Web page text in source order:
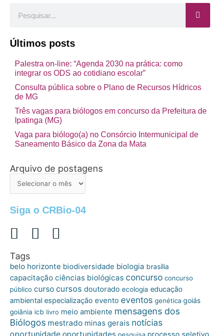
Últimos posts
Palestra on-line: “Agenda 2030 na prática: como
integrar os ODS ao cotidiano escolar”
Consulta pública sobre o Plano de Recursos Hídricos
de MG
Três vagas para biólogos em concurso da Prefeitura de
Ipatinga (MG)
Vaga para biólogo(a) no Consórcio Intermunicipal de
Saneamento Básico da Zona da Mata
Arquivo de postagens
Arquivo
Siga o CRBio-04
Tags
belo horizonte biodiversidade biologia brasília
capacitação ciências biológicas concurso concurso
público curso cursos doutorado ecologia educação
ambiental especialização evento eventos genética goiás
goiânia icb livro meio ambiente mensagens dos
Biólogos mestrado minas gerais notícias
oportunidade oportunidades pesquisa processo seletivo